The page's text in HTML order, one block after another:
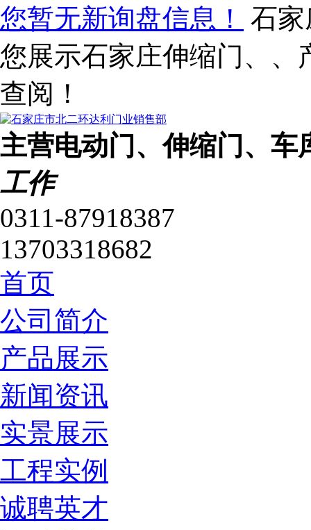
您暂无新询盘信息！
石
您展示石家庄伸缩门、、
查阅！
主营电动门、伸缩门、车
工作
0311-87918387
13703318682
首页
公司简介
产品展示
新闻资讯
实景展示
工程实例
诚聘英才